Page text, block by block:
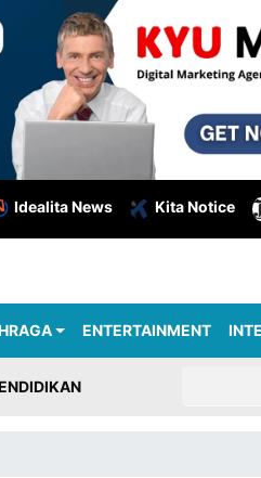
Idealita News Kita Notice
ENTERTAINMENT